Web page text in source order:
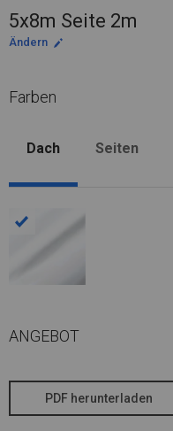
5x8m Seite 2m
Ändern
Farben
Dach Seiten
ANGEBOT
PDF herunterladen